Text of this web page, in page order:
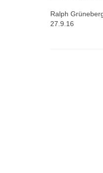
Ralph
27.9.16